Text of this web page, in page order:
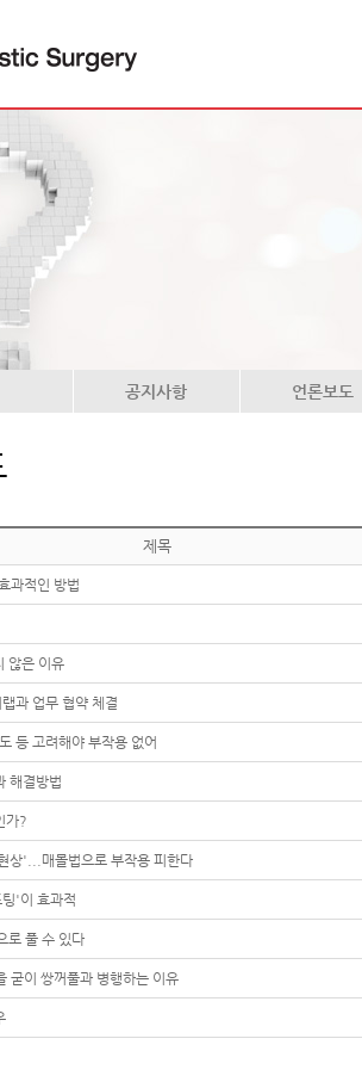
공지사항 언론보도
제목
과적인 방법
않은 이유
과 업무 협약 체결
등 고려해야 부작용 없어
해결방법
가?
상'...매몰법으로 부작용 피한다
'이 효과적
로 풀 수 있다
굳이 쌍꺼풀과 병행하는 이유